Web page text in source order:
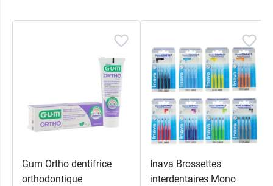
10 brossettes de 10 tailles différentes.
Gum Ortho dentifrice
orthodontique
Inava Brossettes
interdentaires Mono